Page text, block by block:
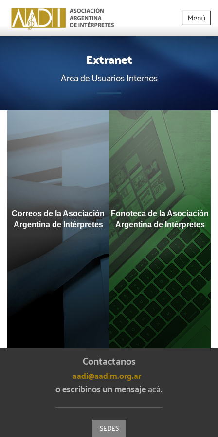
Extranet
Area de Usuarios Internos
Correos de la Asociación
Argentina de Intérpretes
Fonoteca de la Asociación
Argentina de Intérpretes
Contactanos
aadi@aadim.org.ar
o escribinos un mensajeacá.
SEDES